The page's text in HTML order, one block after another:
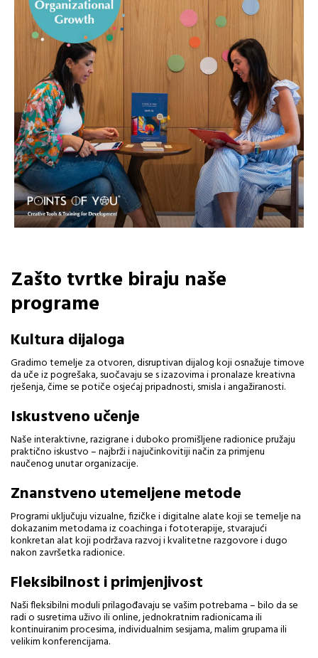
Zašto tvrtke biraju naše
programe
Kultura dijaloga
Gradimo temelje za otvoren, disruptivan dijalog koji osnažuje timove
da uče iz pogrešaka, suočavaju se s izazovima i pronalaze kreativna
rješenja, čime se potiče osjećaj pripadnosti, smisla i angažiranosti.
Iskustveno učenje
Naše interaktivne, razigrane i duboko promišljene radionice pružaju
praktično iskustvo – najbrži i najučinkovitiji način za primjenu
naučenog unutar organizacije.
Znanstveno utemeljene metode
Programi uključuju vizualne, fizičke i digitalne alate koji se temelje na
dokazanim metodama iz coachinga i fototerapije, stvarajući
konkretan alat koji podržava razvoj i kvalitetne razgovore i dugo
nakon završetka radionice.
Fleksibilnost i primjenjivost
Naši fleksibilni moduli prilagođavaju se vašim potrebama – bilo da se
radi o susretima uživo ili online, jednokratnim radionicama ili
kontinuiranim procesima, individualnim sesijama, malim grupama ili
velikim konferencijama.